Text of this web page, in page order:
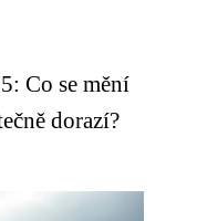
Co se mění
dorazí?